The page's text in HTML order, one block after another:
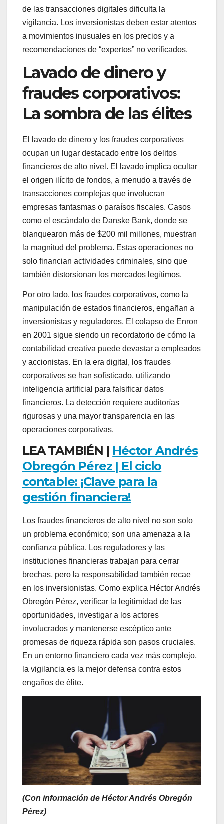
de las transacciones digitales dificulta la
vigilancia. Los inversionistas deben estar atentos
a movimientos inusuales en los precios y a
recomendaciones de “expertos” no verificados.
Lavado de dinero y
fraudes corporativos:
La sombra de las élites
El lavado de dinero y los fraudes corporativos
ocupan un lugar destacado entre los delitos
financieros de alto nivel. El lavado implica ocultar
el origen ilícito de fondos, a menudo a través de
transacciones complejas que involucran
empresas fantasmas o paraísos fiscales. Casos
como el escándalo de Danske Bank, donde se
blanquearon más de $200 mil millones, muestran
la magnitud del problema. Estas operaciones no
solo financian actividades criminales, sino que
también distorsionan los mercados legítimos.
Por otro lado, los fraudes corporativos, como la
manipulación de estados financieros, engañan a
inversionistas y reguladores. El colapso de Enron
en 2001 sigue siendo un recordatorio de cómo la
contabilidad creativa puede devastar a empleados
y accionistas. En la era digital, los fraudes
corporativos se han sofisticado, utilizando
inteligencia artificial para falsificar datos
financieros. La detección requiere auditorías
rigurosas y una mayor transparencia en las
operaciones corporativas.
LEA TAMBIÉN | Héctor Andrés
Obregón Pérez | El ciclo
contable: ¡Clave para la
gestión financiera!
Los fraudes financieros de alto nivel no son solo
un problema económico; son una amenaza a la
confianza pública. Los reguladores y las
instituciones financieras trabajan para cerrar
brechas, pero la responsabilidad también recae
en los inversionistas. Como explica Héctor Andrés
Obregón Pérez, verificar la legitimidad de las
oportunidades, investigar a los actores
involucrados y mantenerse escéptico ante
promesas de riqueza rápida son pasos cruciales.
En un entorno financiero cada vez más complejo,
la vigilancia es la mejor defensa contra estos
engaños de élite.
(Con información de Héctor Andrés Obregón
Pérez)